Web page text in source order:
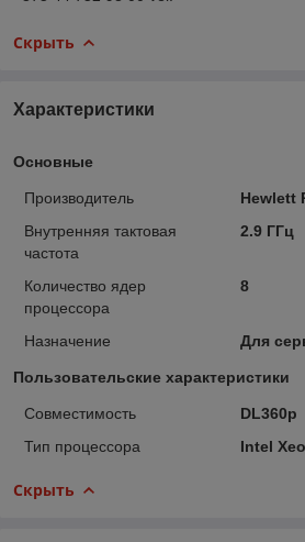
Скрыть
Характеристики
Основные
Производитель
Hewlett
Внутренняя тактовая
частота
2.9 ГГц
Количество ядер
процессора
8
Назначение Для
Пользовательские характеристики
Совместимость
DL360p
Тип процессора
Intel
Скрыть